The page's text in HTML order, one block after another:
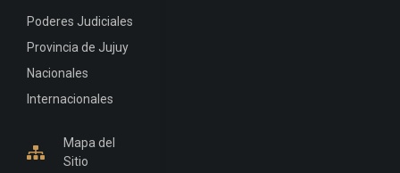
Poderes Judiciales
Provincia de Jujuy
Nacionales
Internacionales
Mapa del
Sitio